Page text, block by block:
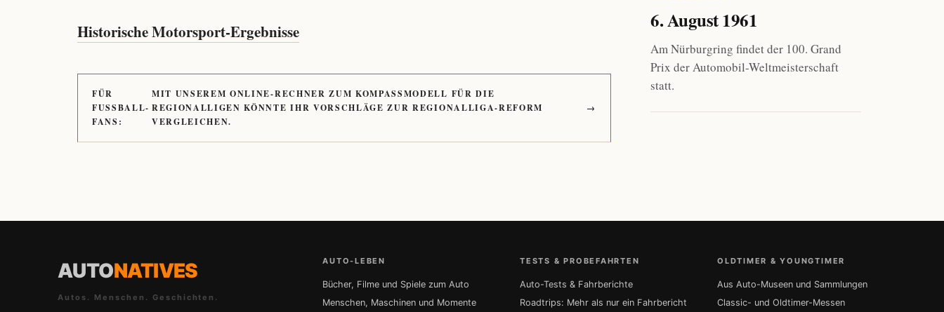
Historische Motorsport-Ergebnisse
FÜR
FUSSBALL-
FANS:
MIT UNSEREM ONLINE-RECHNER ZUM KOMPASSMODELL FÜR DIE
REGIONALLIGEN KÖNNTE IHR VORSCHLÄGE ZUR REGIONALLIGA-REFORM
VERGLEICHEN.
→
6. August 1961
Am Nürburgring findet der 100. Grand
Prix der Automobil-Weltmeisterschaft
statt.
AUTONATIVES
Autos. Menschen. Geschichten.
AUTO-LEBEN
Bücher, Filme und Spiele zum Auto
Menschen, Maschinen und Momente
TESTS & PROBEFAHRTEN
Auto-Tests & Fahrberichte
Roadtrips: Mehr als nur ein Fahrbericht
OLDTIMER & YOUNGTIMER
Aus Auto-Museen und Sammlungen
Classic- und Oldtimer-Messen